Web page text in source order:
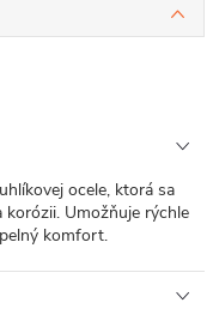
ocele, ktorá sa
Umožňuje rýchle
komfort.